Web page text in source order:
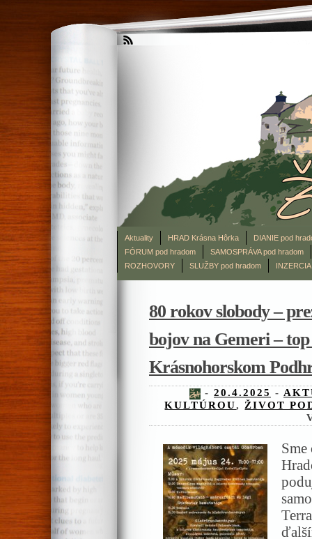
Aktuality HRAD Krásna Hôrka
DIANIE pod
FÓRUM pod hradom
SAMOSPRÁVA pod hradom
ROZHOVORY
SLUŽBY pod hradom
80 rokov slobody –
bojov na Gemeri –
Krásnohorskom
- 20.4.2025 -
KULTÚROU, ŽIVOT